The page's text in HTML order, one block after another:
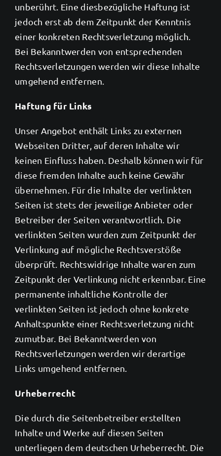
unberührt. Eine diesbezügliche Haftung ist
jedoch erst ab dem Zeitpunkt der Kenntnis
einer konkreten Rechtsverletzung möglich.
Bei Bekanntwerden von entsprechenden
Rechtsverletzungen werden wir diese Inhalte
umgehend entfernen.
Haftung für Links
Unser Angebot enthält Links zu externen
Webseiten Dritter, auf deren Inhalte wir
keinen Einfluss haben. Deshalb können wir für
diese fremden Inhalte auch keine Gewähr
übernehmen. Für die Inhalte der verlinkten
Seiten ist stets der jeweilige Anbieter oder
Betreiber der Seiten verantwortlich. Die
verlinkten Seiten wurden zum Zeitpunkt der
Verlinkung auf mögliche Rechtsverstöße
überprüft. Rechtswidrige Inhalte waren zum
Zeitpunkt der Verlinkung nicht erkennbar. Eine
permanente inhaltliche Kontrolle der
verlinkten Seiten ist jedoch ohne konkrete
Anhaltspunkte einer Rechtsverletzung nicht
zumutbar. Bei Bekanntwerden von
Rechtsverletzungen werden wir derartige
Links umgehend entfernen.
Urheberrecht
Die durch die Seitenbetreiber erstellten
Inhalte und Werke auf diesen Seiten
unterliegen dem deutschen Urheberrecht. Die